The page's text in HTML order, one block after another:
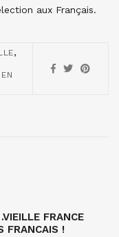
aux Français.
,
FRANCE
FRANCAIS !